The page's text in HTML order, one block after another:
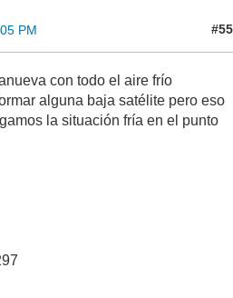
PM #55
con todo el aire frío
alguna baja satélite pero eso
la situación fría en el punto